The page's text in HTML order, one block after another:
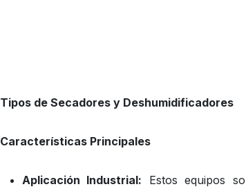
Tipos de Secadores y Deshumidificadores
Características Principales
Aplicación Industrial: Estos equipos